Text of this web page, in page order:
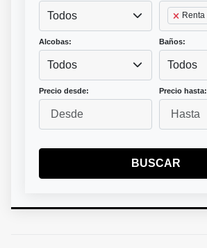
Todos Renta
Alcobas:
Todos
Baños:
Todos
Precio desde: Precio hasta:
BUSCAR